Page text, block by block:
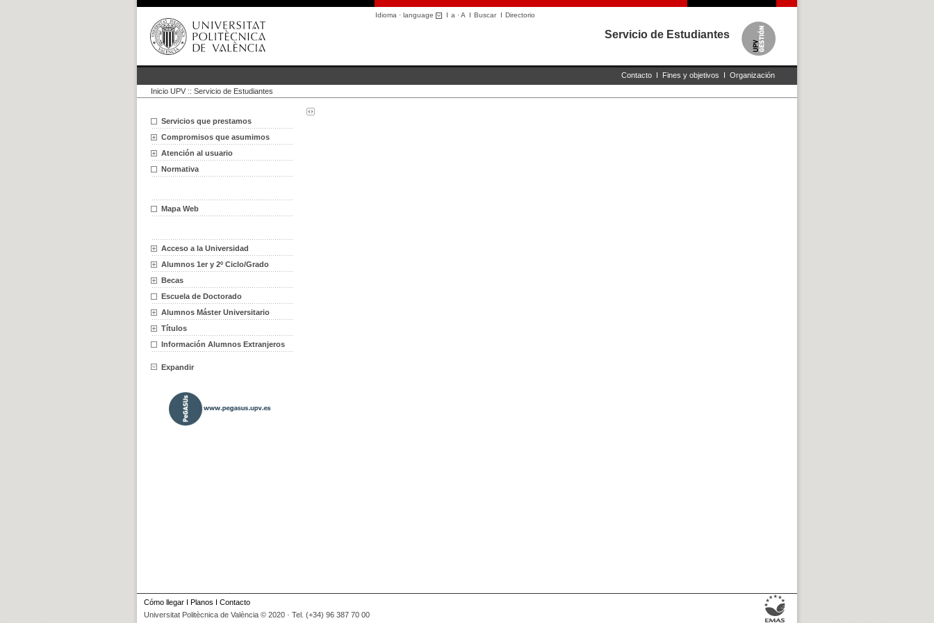
Idioma · language I a ·A I BuscarI Directorio
Servicio de Estudiantes
Contacto I Fines y objetivos I Organización
Inicio UPV :: Servicio de Estudiantes
Servicios que prestamos
Compromisos que asumimos
Atención al usuario
Normativa
Mapa Web
Acceso a la Universidad
Alumnos 1er y 2º Ciclo/Grado
Becas
Escuela de Doctorado
Alumnos Máster Universitario
Títulos
Información Alumnos Extranjeros
Expandir
Cómo llegar I Planos I Contacto
Universitat Politècnica de València © 2020 · Tel. (+34) 96 387 70 00